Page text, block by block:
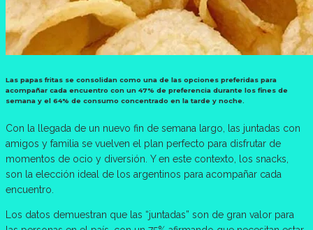
Las papas fritas se consolidan como una de las opciones preferidas para
acompañar cada encuentro con un 47% de preferencia durante los fines de
semana y el 64% de consumo concentrado en la tarde y noche.
Con la llegada de un nuevo fin de semana largo, las juntadas con
amigos y familia se vuelven el plan perfecto para disfrutar de
momentos de ocio y diversión. Y en este contexto, los snacks,
son la elección ideal de los argentinos para acompañar cada
encuentro.
Los datos demuestran que las “juntadas” son de gran valor para